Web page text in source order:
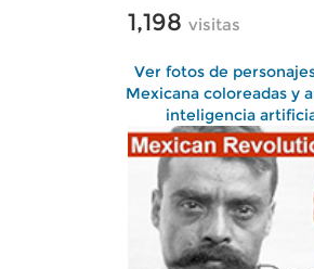
1,198 visitas
Ver fotos de
Mexicana coloreadas y
inteligencia